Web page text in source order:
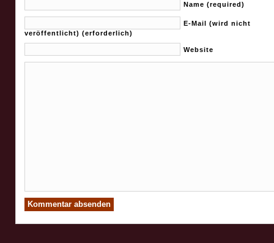
Name (required)
E-Mail (wird nicht
veröffentlicht) (erforderlich)
Website